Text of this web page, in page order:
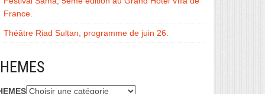
France.
Théâtre Riad Sultan, programme de juin 26.